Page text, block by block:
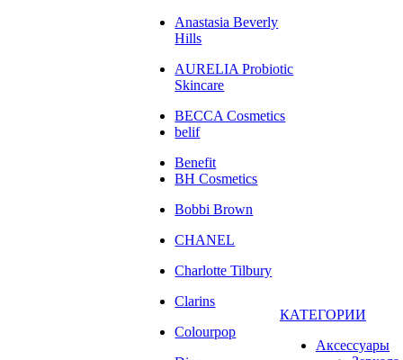
Anastasia Beverly
Hills
AURELIA Probiotic
Skincare
BECCA Cosmetics
belif
Benefit
BH Cosmetics
Bobbi Brown
CHANEL
Charlotte Tilbury
Clarins
Colourpop
КАТЕГОРИИ
Аксессуары